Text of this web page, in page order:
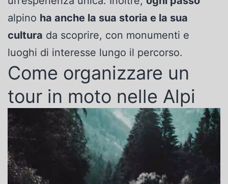
alpino ha anche la sua storia e la sua
cultura da scoprire, con monumenti e
luoghi di interesse lungo il percorso.
Come organizzare un
tour in moto nelle Alpi